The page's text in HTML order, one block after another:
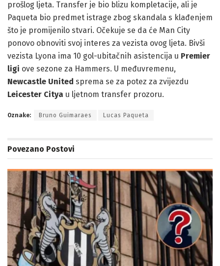
prošlog ljeta. Transfer je bio blizu kompletacije, ali je
Paqueta bio predmet istrage zbog skandala s klađenjem
što je promijenilo stvari. Očekuje se da će Man City
ponovo obnoviti svoj interes za vezista ovog ljeta. Bivši
vezista Lyona ima 10 gol-ubitačnih asistencija u Premier
ligi ove sezone za Hammers. U međuvremenu,
Newcastle United sprema se za potez za zvijezdu
Leicester Citya u ljetnom transfer prozoru.
Oznake: Bruno Guimaraes Lucas Paqueta
Povezano Postovi